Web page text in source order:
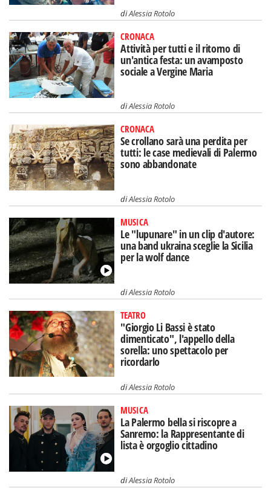
diAlessia Rotolo
CRONACA
Attività per tutti e il ritorno di
un'antica festa: un avamposto
sociale a Vergine Maria
diAlessia Rotolo
CRONACA
Se crollano sarà una perdita per
tutti: le case medievali di Palermo
sono abbandonate
diAlessia Rotolo
MUSICA
Le "lupunare" in un clip d'autore:
una band ukraina sceglie la Sicilia
per la wolf dance
diAlessia Rotolo
TEATRO
"Giorgio Li Bassi è stato
dimenticato", l'appello della
sorella: uno spettacolo per
ricordarlo
diAlessia Rotolo
MUSICA
La Palermo bella si riscopre a
Sanremo: la Rappresentante di
lista è orgoglio cittadino
diAlessia Rotolo